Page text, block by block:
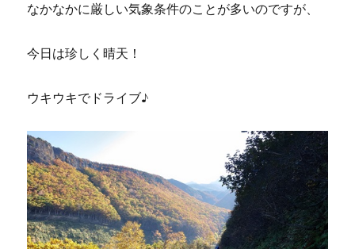
なかなかに厳しい気象条件のことが多いのですが、
今日は珍しく晴天！
ウキウキでドライブ♪